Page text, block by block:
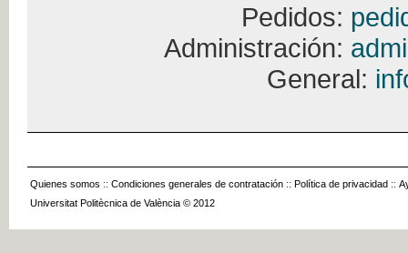
Pedidos:
Administración:
General:
Quienes somos :: Condiciones generales de contratación :: Política de privacidad ::
Universitat Politècnica de València © 2012